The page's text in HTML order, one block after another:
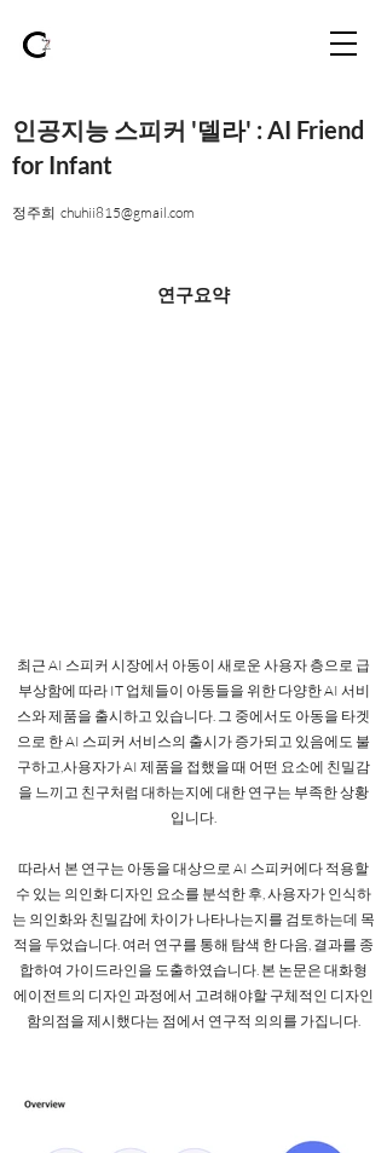
인공지능 스피커 '델라' : AI Friend
for Infant
정주희 chuhii815@gmail.com
연구요약
최근 AI 스피커 시장에서 아동이 새로운 사용자 층으로 급
부상함에 따라 IT 업체들이 아동들을 위한 다양한 AI 서비
스와 제품을 출시하고 있습니다. 그 중에서도 아동을 타겟
으로 한 AI 스피커 서비스의 출시가 증가되고 있음에도 불
구하고,사용자가 AI 제품을 접했을 때 어떤 요소에 친밀감
을 느끼고 친구처럼 대하는지에 대한 연구는 부족한 상황
입니다.
따라서 본 연구는 아동을 대상으로 AI 스피커에다 적용할
수 있는 의인화 디자인 요소를 분석한 후, 사용자가 인식하
는 의인화와 친밀감에 차이가 나타나는지를 검토하는데 목
적을 두었습니다. 여러 연구를 통해 탐색 한 다음, 결과를 종
합하여 가이드라인을 도출하였습니다. 본 논문은 대화형
에이전트의 디자인 과정에서 고려해야할 구체적인 디자인
함의점을 제시했다는 점에서 연구적 의의를 가집니다.